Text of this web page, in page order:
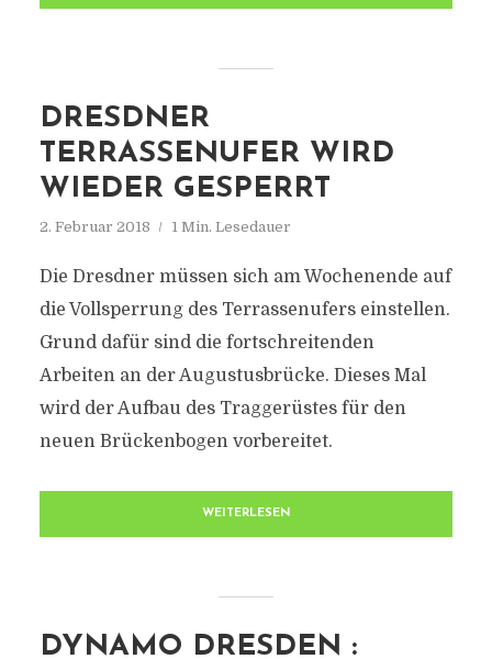
DRESDNER
TERRASSENUFER WIRD
WIEDER GESPERRT
2. Februar 2018 1 Min. Lesedauer
Die Dresdner müssen sich am Wochenende auf
die Vollsperrung des Terrassenufers einstellen.
Grund dafür sind die fortschreitenden
Arbeiten an der Augustusbrücke. Dieses Mal
wird der Aufbau des Traggerüstes für den
neuen Brückenbogen vorbereitet.
WEITERLESEN
DYNAMO DRESDEN :